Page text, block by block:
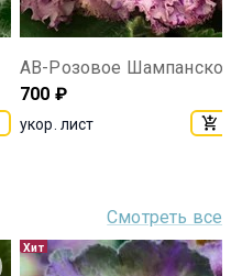
АВ-Розовое
700 ₽
укор. лист
Смотреть все
Хит